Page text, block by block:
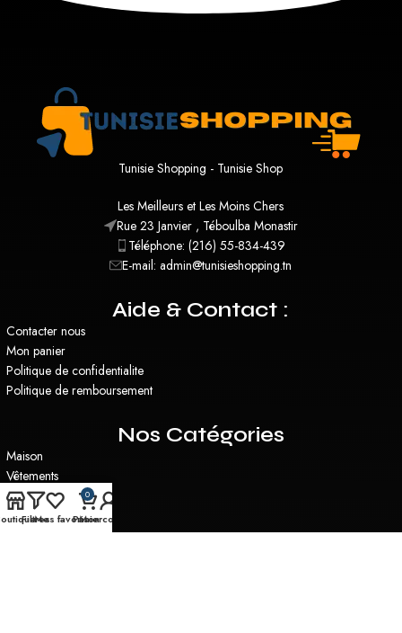
Tunisie Shopping - Tunisie Shop
Les Meilleurs et Les Moins Chers
Rue 23 Janvier , Téboulba Monastir
Téléphone: (216) 55-834-439
E-mail: admin@tunisieshopping.tn
Aide & Contact :
Contacter nous
Mon panier
Politique de confidentialite
Politique de remboursement
Nos Catégories
Maison
Vêtements
Santé & Beauté
Plantes Artificielles
FiltresMes favoris
0
Panier
Mon compte